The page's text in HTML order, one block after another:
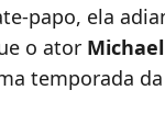
papo, ela
o ator
temporada